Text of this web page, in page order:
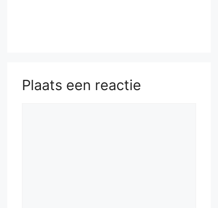
Plaats een reactie